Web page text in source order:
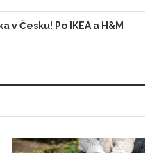
v Česku! Po IKEA a H&M